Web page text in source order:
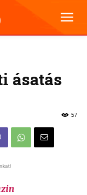
ásatás
57